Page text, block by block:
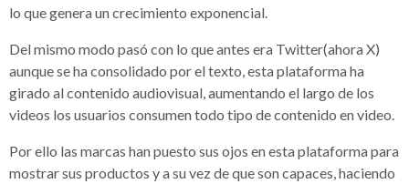
lo que genera un crecimiento exponencial.
Del mismo modo pasó con lo que antes era Twitter(ahora X)
aunque se ha consolidado por el texto, esta plataforma ha
girado al contenido audiovisual, aumentando el largo de los
videos los usuarios consumen todo tipo de contenido en video.
Por ello las marcas han puesto sus ojos en esta plataforma para
mostrar sus productos y a su vez de que son capaces, haciendo